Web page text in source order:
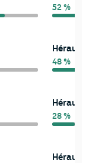
52 %
Hérault
48 %
Hérault
28 %
Hérault